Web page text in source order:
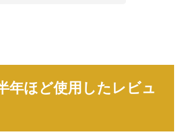
年ほど使用したレビュ